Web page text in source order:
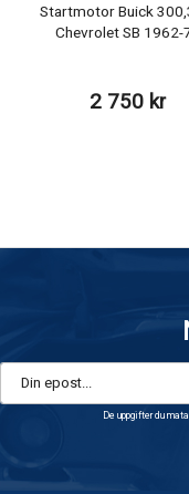
Startmotor Buick
Chevrolet SB 1962-
2 750 kr
De uppgifter du